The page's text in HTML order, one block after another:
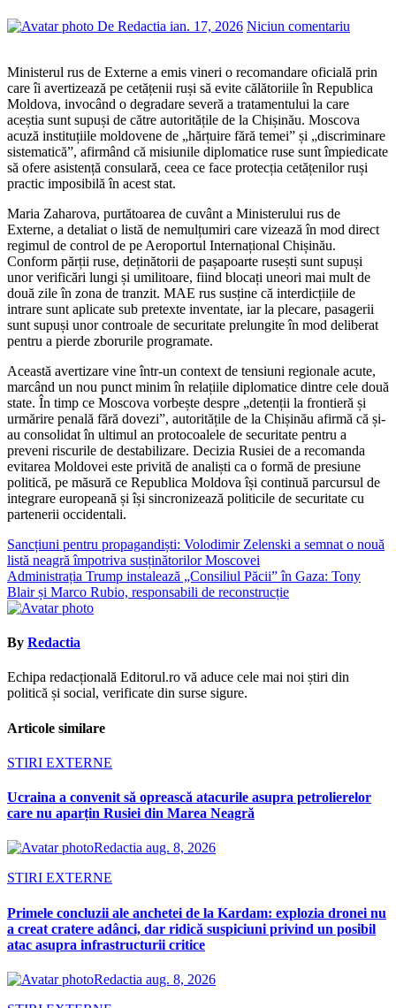
De Redactia ian. 17, 2026 Niciun comentariu
Ministerul rus de Externe a emis vineri o recomandare oficială prin
care îi avertizează pe cetățenii ruși să evite călătoriile în Republica
Moldova, invocând o degradare severă a tratamentului la care
aceștia sunt supuși de către autoritățile de la Chișinău. Moscova
acuză instituțiile moldovene de „hărțuire fără temei” și „discriminare
sistematică”, afirmând că misiunile diplomatice ruse sunt împiedicate
să ofere asistență consulară, ceea ce face protecția cetățenilor ruși
practic imposibilă în acest stat.
Maria Zaharova, purtătoarea de cuvânt a Ministerului rus de
Externe, a detaliat o listă de nemulțumiri care vizează în mod direct
regimul de control de pe Aeroportul Internațional Chișinău.
Conform părții ruse, deținătorii de pașapoarte rusești sunt supuși
unor verificări lungi și umilitoare, fiind blocați uneori mai mult de
două zile în zona de tranzit. MAE rus susține că interdicțiile de
intrare sunt aplicate sub pretexte inventate, iar la plecare, pasagerii
sunt supuși unor controale de securitate prelungite în mod deliberat
pentru a pierde zborurile programate.
Această avertizare vine într-un context de tensiuni regionale acute,
marcând un nou punct minim în relațiile diplomatice dintre cele două
state. În timp ce Moscova vorbește despre „detenții la frontieră și
urmărire penală fără dovezi”, autoritățile de la Chișinău afirmă că și-
au consolidat în ultimul an protocoalele de securitate pentru a
preveni riscurile de destabilizare. Decizia Rusiei de a recomanda
evitarea Moldovei este privită de analiști ca o formă de presiune
politică, pe măsură ce Republica Moldova își continuă parcursul de
integrare europeană și își sincronizează politicile de securitate cu
partenerii occidentali.
Navigare
în
articole
Sancțiuni pentru propagandiști: Volodimir Zelenski a semnat o nouă
listă neagră împotriva susținătorilor Moscovei
Administrația Trump instalează „Consiliul Păcii” în Gaza: Tony
Blair și Marco Rubio, responsabili de reconstrucție
By Redactia
Echipa redacțională Editorul.ro vă aduce cele mai noi știri din
politică și social, verificate din surse sigure.
Articole similare
STIRI EXTERNE
Ucraina a convenit să oprească atacurile asupra petrolierelor
care nu aparțin Rusiei din Marea Neagră
Redactia aug. 8, 2026
STIRI EXTERNE
Primele concluzii ale anchetei de la Kardam: explozia dronei nu
a creat cratere adânci, dar ridică suspiciuni privind un posibil
atac asupra infrastructurii critice
Redactia aug. 8, 2026